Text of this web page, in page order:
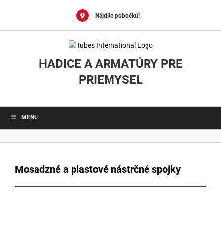
Nájdite pobočku!
HADICE A ARMATÚRY PRE
PRIEMYSEL
MENU
Mosadzné a plastové nástrčné spojky